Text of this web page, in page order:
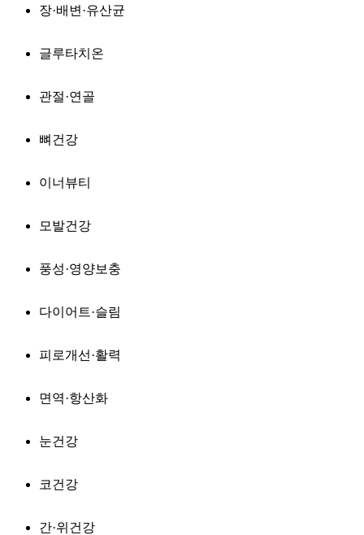
장·배변·유산균
글루타치온
관절·연골
뼈건강
이너뷰티
모발건강
풍성·영양보충
다이어트·슬림
피로개선·활력
면역·항산화
눈건강
코건강
간·위건강